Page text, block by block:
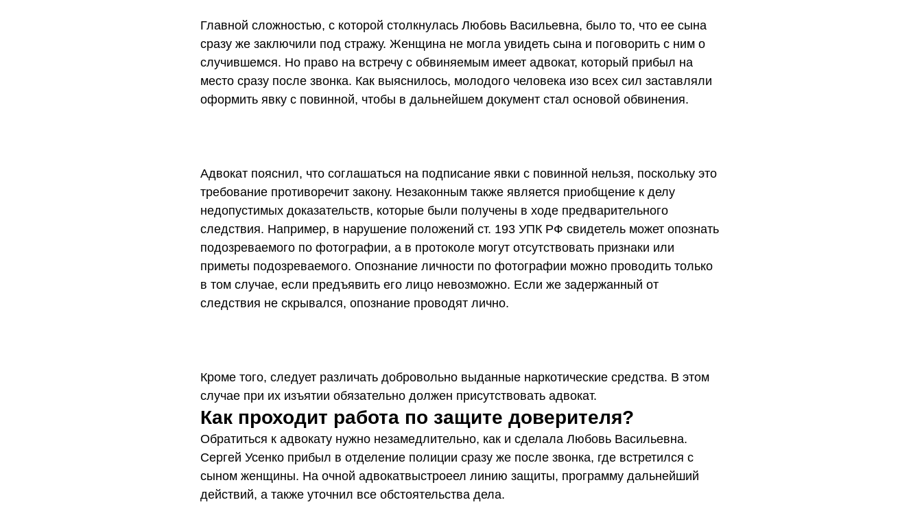
Главной сложностью, с которой столкнулась Любовь Васильевна, было то, что ее сына
сразу же заключили под стражу. Женщина не могла увидеть сына и поговорить с ним о
случившемся. Но право на встречу с обвиняемым имеет адвокат, который прибыл на
место сразу после звонка. Как выяснилось, молодого человека изо всех сил заставляли
оформить явку с повинной, чтобы в дальнейшем документ стал основой обвинения.
Адвокат пояснил, что соглашаться на подписание явки с повинной нельзя, поскольку это
требование противоречит закону. Незаконным также является приобщение к делу
недопустимых доказательств, которые были получены в ходе предварительного
следствия. Например, в нарушение положений ст. 193 УПК РФ свидетель может опознать
подозреваемого по фотографии, а в протоколе могут отсутствовать признаки или
приметы подозреваемого. Опознание личности по фотографии можно проводить только
в том случае, если предъявить его лицо невозможно. Если же задержанный от
следствия не скрывался, опознание проводят лично.
Кроме того, следует различать добровольно выданные наркотические средства. В этом
случае при их изъятии обязательно должен присутствовать адвокат.
Как проходит работа по защите доверителя?
Обратиться к адвокату нужно незамедлительно, как и сделала Любовь Васильевна.
Сергей Усенко прибыл в отделение полиции сразу же после звонка, где встретился с
сыном женщины. На очной адвокатвыстроеел линию защиты, программу дальнейший
действий, а также уточнил все обстоятельства дела.